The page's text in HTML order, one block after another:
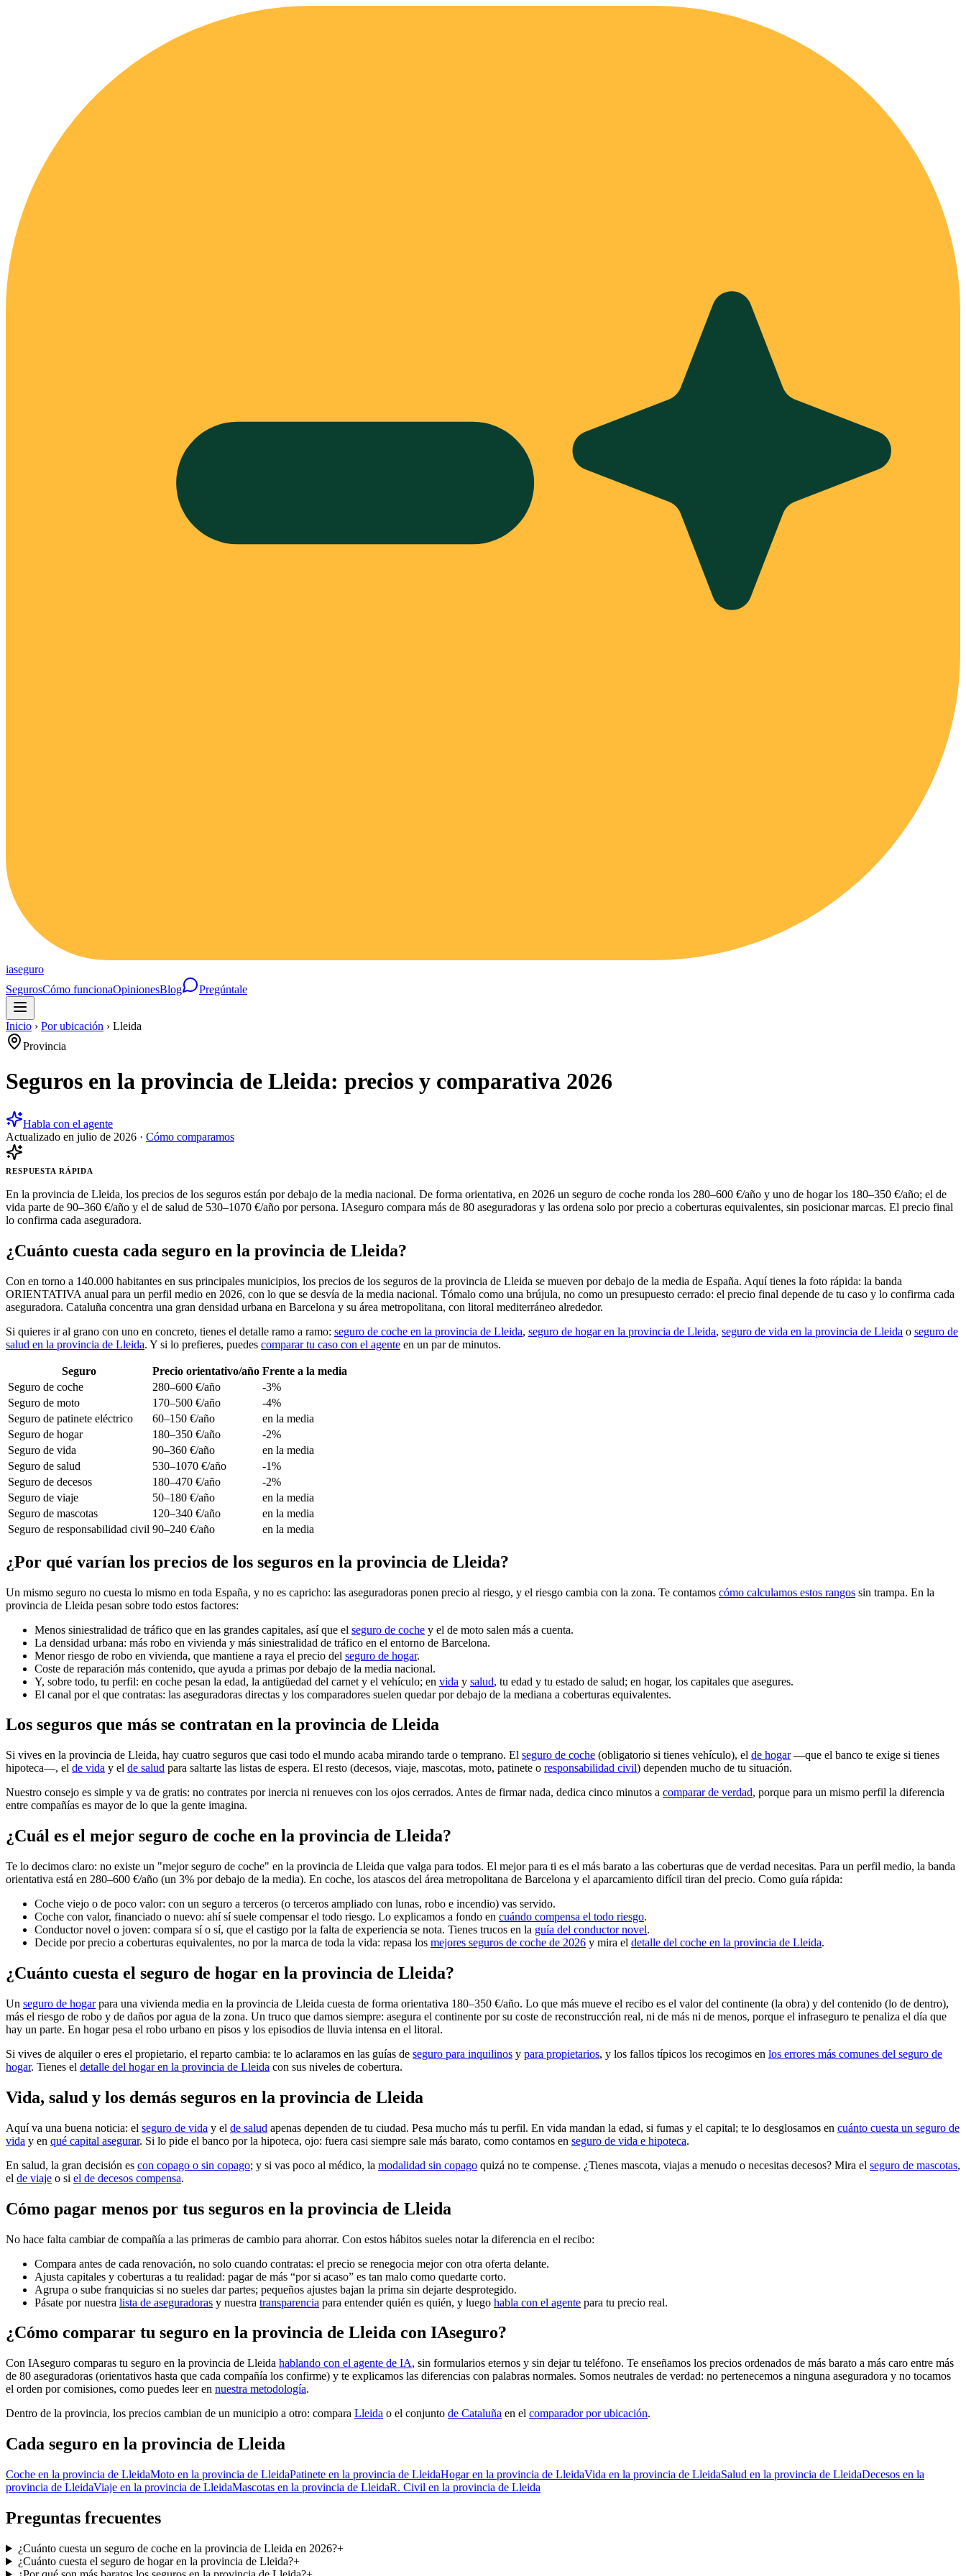
iaseguro
SegurosCómo funcionaOpinionesBlog Pregúntale
Inicio › Por ubicación › Lleida
Provincia
Seguros en la provincia de Lleida: precios y comparativa 2026
Habla con el agente
Actualizado en julio de 2026 · Cómo comparamos
RESPUESTA RÁPIDA
En la provincia de Lleida, los precios de los seguros están por debajo de la media nacional. De forma orientativa, en 2026 un seguro de coche ronda los 280–600 €/año y uno de hogar los 180–350 €/año; el de
vida parte de 90–360 €/año y el de salud de 530–1070 €/año por persona. IAseguro compara más de 80 aseguradoras y las ordena solo por precio a coberturas equivalentes, sin posicionar marcas. El precio final
lo confirma cada aseguradora.
¿Cuánto cuesta cada seguro en la provincia de Lleida?
Con en torno a 140.000 habitantes en sus principales municipios, los precios de los seguros de la provincia de Lleida se mueven por debajo de la media de España. Aquí tienes la foto rápida: la banda
ORIENTATIVA anual para un perfil medio en 2026, con lo que se desvía de la media nacional. Tómalo como una brújula, no como un presupuesto cerrado: el precio final depende de tu caso y lo confirma cada
aseguradora. Cataluña concentra una gran densidad urbana en Barcelona y su área metropolitana, con litoral mediterráneo alrededor.
Si quieres ir al grano con uno en concreto, tienes el detalle ramo a ramo: seguro de coche en la provincia de Lleida, seguro de hogar en la provincia de Lleida, seguro de vida en la provincia de Lleida o seguro de
salud en la provincia de Lleida. Y si lo prefieres, puedes comparar tu caso con el agente en un par de minutos.
Seguro Precio orientativo/año Frente a la media
Seguro de coche
280–600 €/año
-3%
Seguro de moto
170–500 €/año
-4%
Seguro de patinete eléctrico
60–150 €/año
en la media
Seguro de hogar
180–350 €/año
-2%
Seguro de vida
90–360 €/año
en la media
Seguro de salud
530–1070 €/año
-1%
Seguro de decesos
180–470 €/año
-2%
Seguro de viaje
50–180 €/año
en la media
Seguro de mascotas
120–340 €/año
en la media
Seguro de responsabilidad civil 90–240 €/año en la media
¿Por qué varían los precios de los seguros en la provincia de Lleida?
Un mismo seguro no cuesta lo mismo en toda España, y no es capricho: las aseguradoras ponen precio al riesgo, y el riesgo cambia con la zona. Te contamos cómo calculamos estos rangos sin trampa. En la
provincia de Lleida pesan sobre todo estos factores:
Menos siniestralidad de tráfico que en las grandes capitales, así que el seguro de coche y el de moto salen más a cuenta.
La densidad urbana: más robo en vivienda y más siniestralidad de tráfico en el entorno de Barcelona.
Menor riesgo de robo en vivienda, que mantiene a raya el precio del seguro de hogar.
Coste de reparación más contenido, que ayuda a primas por debajo de la media nacional.
Y, sobre todo, tu perfil: en coche pesan la edad, la antigüedad del carnet y el vehículo; en vida y salud, tu edad y tu estado de salud; en hogar, los capitales que asegures.
El canal por el que contratas: las aseguradoras directas y los comparadores suelen quedar por debajo de la mediana a coberturas equivalentes.
Los seguros que más se contratan en la provincia de Lleida
Si vives en la provincia de Lleida, hay cuatro seguros que casi todo el mundo acaba mirando tarde o temprano. El seguro de coche (obligatorio si tienes vehículo), el de hogar—que el banco te exige si tienes
hipoteca—, el de vida y el de salud para saltarte las listas de espera. El resto (decesos, viaje, mascotas, moto, patinete o responsabilidad civil) dependen mucho de tu situación.
Nuestro consejo es simple y va de gratis: no contrates por inercia ni renueves con los ojos cerrados. Antes de firmar nada, dedica cinco minutos a comparar de verdad, porque para un mismo perfil la diferencia
entre compañías es mayor de lo que la gente imagina.
¿Cuál es el mejor seguro de coche en la provincia de Lleida?
Te lo decimos claro: no existe un "mejor seguro de coche" en la provincia de Lleida que valga para todos. El mejor para ti es el más barato a las coberturas que de verdad necesitas. Para un perfil medio, la banda
orientativa está en 280–600 €/año (un 3% por debajo de la media). En coche, los atascos del área metropolitana de Barcelona y el aparcamiento difícil tiran del precio. Como guía rápida:
Coche viejo o de poco valor: con un seguro a terceros (o terceros ampliado con lunas, robo e incendio) vas servido.
Coche con valor, financiado o nuevo: ahí sí suele compensar el todo riesgo. Lo explicamos a fondo en cuándo compensa el todo riesgo.
Conductor novel o joven: compara sí o sí, que el castigo por la falta de experiencia se nota. Tienes trucos en la guía del conductor novel.
Decide por precio a coberturas equivalentes, no por la marca de toda la vida: repasa los mejores seguros de coche de 2026 y mira el detalle del coche en la provincia de Lleida.
¿Cuánto cuesta el seguro de hogar en la provincia de Lleida?
Un seguro de hogarpara una vivienda media en la provincia de Lleida cuesta de forma orientativa 180–350 €/año. Lo que más mueve el recibo es el valor del continente (la obra) y del contenido (lo de dentro),
más el riesgo de robo y de daños por agua de la zona. Un truco que damos siempre: asegura el continente por su coste de reconstrucción real, ni de más ni de menos, porque el infraseguro te penaliza el día que
hay un parte. En hogar pesa el robo urbano en pisos y los episodios de lluvia intensa en el litoral.
Si vives de alquiler o eres el propietario, el reparto cambia: te lo aclaramos en las guías de seguro para inquilinos y para propietarios, y los fallos típicos los recogimos en los errores más comunes del seguro de
hogar. Tienes el detalle del hogar en la provincia de Lleida con sus niveles de cobertura.
Vida, salud y los demás seguros en la provincia de Lleida
Aquí va una buena noticia: el seguro de vida y el de salud apenas dependen de tu ciudad. Pesa mucho más tu perfil. En vida mandan la edad, si fumas y el capital; te lo desglosamos en cuánto cuesta un seguro de
vida y en qué capital asegurar. Si lo pide el banco por la hipoteca, ojo: fuera casi siempre sale más barato, como contamos en seguro de vida e hipoteca.
En salud, la gran decisión es con copago o sin copago; y si vas poco al médico, la modalidad sin copago quizá no te compense. ¿Tienes mascota, viajas a menudo o necesitas decesos? Mira el seguro de mascotas,
el de viaje o si el de decesos compensa.
Cómo pagar menos por tus seguros en la provincia de Lleida
No hace falta cambiar de compañía a las primeras de cambio para ahorrar. Con estos hábitos sueles notar la diferencia en el recibo:
Compara antes de cada renovación, no solo cuando contratas: el precio se renegocia mejor con otra oferta delante.
Ajusta capitales y coberturas a tu realidad: pagar de más “por si acaso” es tan malo como quedarte corto.
Agrupa o sube franquicias si no sueles dar partes; pequeños ajustes bajan la prima sin dejarte desprotegido.
Pásate por nuestra lista de aseguradoras y nuestra transparencia para entender quién es quién, y luego habla con el agente para tu precio real.
¿Cómo comparar tu seguro en la provincia de Lleida con IAseguro?
Con IAseguro comparas tu seguro en la provincia de Lleida hablando con el agente de IA, sin formularios eternos y sin dejar tu teléfono. Te enseñamos los precios ordenados de más barato a más caro entre más
de 80 aseguradoras (orientativos hasta que cada compañía los confirme) y te explicamos las diferencias con palabras normales. Somos neutrales de verdad: no pertenecemos a ninguna aseguradora y no tocamos
el orden por comisiones, como puedes leer en nuestra metodología.
Dentro de la provincia, los precios cambian de un municipio a otro: compara Lleida o el conjunto de Cataluña en el comparador por ubicación.
Cada seguro en la provincia de Lleida
Coche en la provincia de LleidaMoto en la provincia de LleidaPatinete en la provincia de LleidaHogar en la provincia de LleidaVida en la provincia de LleidaSalud en la provincia de LleidaDecesos en la
provincia de LleidaViaje en la provincia de LleidaMascotas en la provincia de LleidaR. Civil en la provincia de Lleida
Preguntas frecuentes
¿Cuánto cuesta un seguro de coche en la provincia de Lleida en 2026?+
¿Cuánto cuesta el seguro de hogar en la provincia de Lleida?+